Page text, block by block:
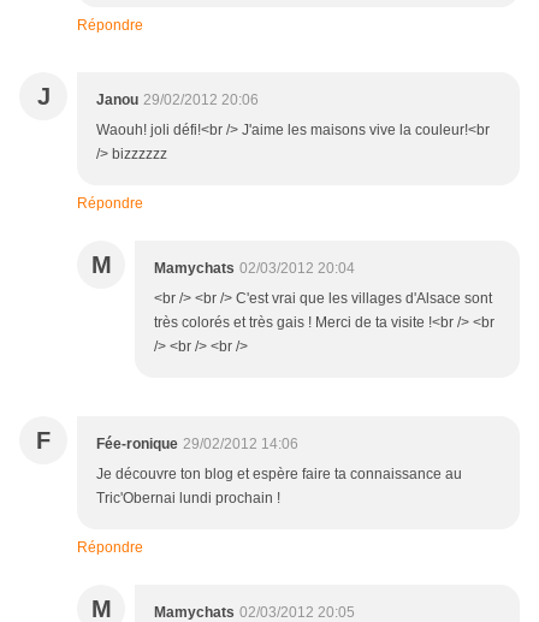
Répondre
J Janou 29/02/2012 20:06
Waouh! joli défi!<br /> J'aime les maisons vive la couleur!<br
/> bizzzzzz
Répondre
M Mamychats 02/03/2012 20:04
<br /> <br /> C'est vrai que les villages d'Alsace sont
très colorés et très gais ! Merci de ta visite !<br /> <br
/> <br /> <br />
F Fée-ronique 29/02/2012 14:06
Je découvre ton blog et espère faire ta connaissance au
Tric'Obernai lundi prochain !
Répondre
M Mamychats 02/03/2012 20:05